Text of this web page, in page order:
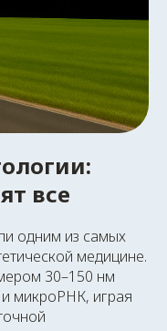
все
одним из самых
медицине.
30–150 нм
микроРНК, играя